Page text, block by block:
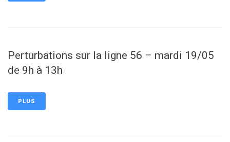
Perturbations sur la ligne 56 – mardi 19/05
de 9h à 13h
PLUS